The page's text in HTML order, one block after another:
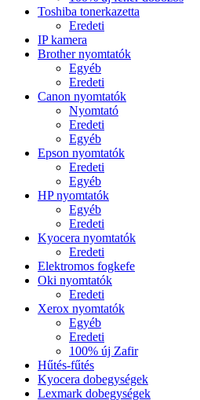
Toshiba tonerkazetta
Eredeti
IP kamera
Brother nyomtatók
Egyéb
Eredeti
Canon nyomtatók
Nyomtató
Eredeti
Egyéb
Epson nyomtatók
Eredeti
Egyéb
HP nyomtatók
Egyéb
Eredeti
Kyocera nyomtatók
Eredeti
Elektromos fogkefe
Oki nyomtatók
Eredeti
Xerox nyomtatók
Egyéb
Eredeti
100% új Zafir
Hűtés-fűtés
Kyocera dobegységek
Lexmark dobegységek